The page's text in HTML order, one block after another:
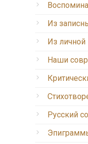
Из
Из личной
Наши
Русский